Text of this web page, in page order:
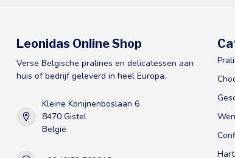
Leonidas Online Shop
Verse Belgische pralines en delicatessen aan
huis of bedrijf geleverd in heel Europa.
Kleine Konijnenboslaan 6
8470 Gistel
België